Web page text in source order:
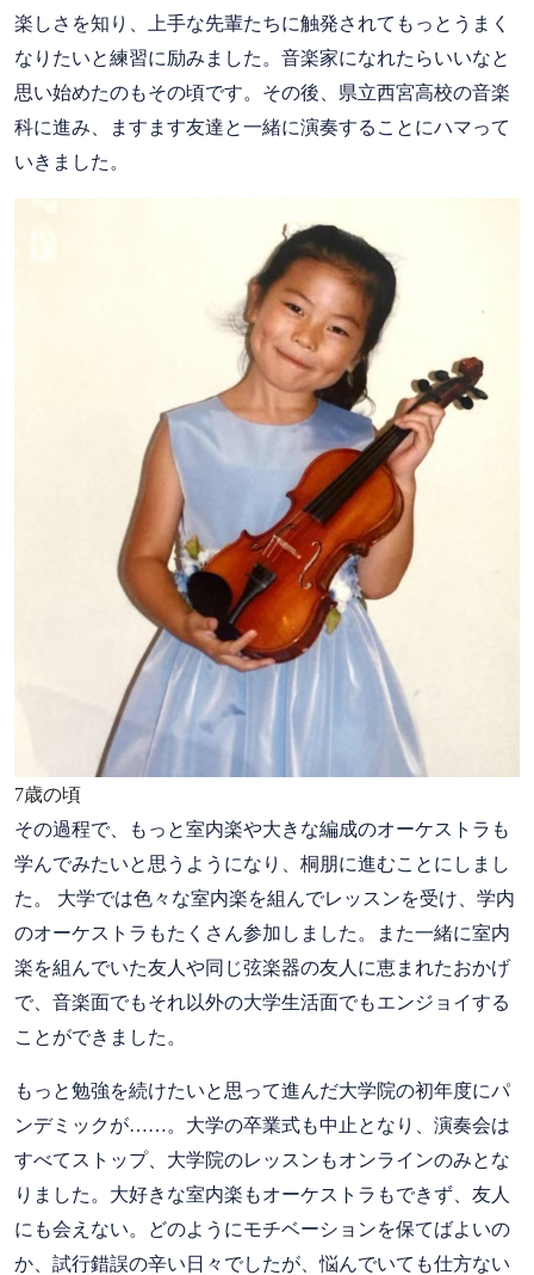
楽しさを知り、上手な先輩たちに触発されてもっとうまく
なりたいと練習に励みました。音楽家になれたらいいなと
思い始めたのもその頃です。その後、県立西宮高校の音楽
科に進み、ますます友達と一緒に演奏することにハマって
いきました。
7歳の頃
その過程で、もっと室内楽や大きな編成のオーケストラも
学んでみたいと思うようになり、桐朋に進むことにしまし
た。 大学では色々な室内楽を組んでレッスンを受け、学内
のオーケストラもたくさん参加しました。また一緒に室内
楽を組んでいた友人や同じ弦楽器の友人に恵まれたおかげ
で、音楽面でもそれ以外の大学生活面でもエンジョイする
ことができました。
もっと勉強を続けたいと思って進んだ大学院の初年度にパ
ンデミックが……。大学の卒業式も中止となり、演奏会は
すべてストップ、大学院のレッスンもオンラインのみとな
りました。大好きな室内楽もオーケストラもできず、友人
にも会えない。どのようにモチベーションを保てばよいの
か、試行錯誤の辛い日々でしたが、悩んでいても仕方ない